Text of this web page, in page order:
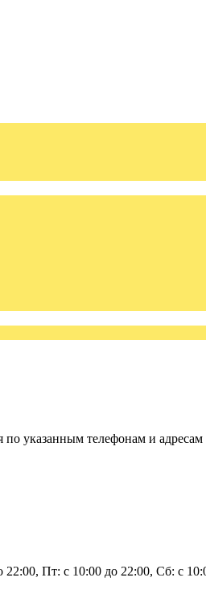
указанным телефонам и
Пт: с 10:00 до 22:00, Сб: с